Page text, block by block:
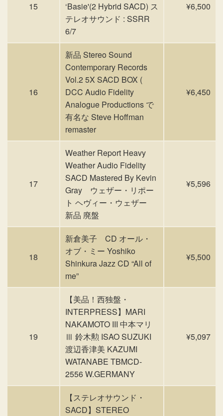
15
‘Basie'(2 Hybrid SACD) ス
テレオサウンド : SSRR
6/7
¥6,500
16
新品 Stereo Sound
Contemporary Records
Vol.2 5X SACD BOX (
DCC Audio Fidelity
Analogue Productions で
有名な Steve Hoffman
remaster
¥6,450
17
Weather Report Heavy
Weather Audio Fidelity
SACD Mastered By Kevin
Gray ウェザー・リポー
ト ヘヴィー・ウェザー
新品 廃盤
¥5,596
18
新倉美子 CD オール・
オブ・ミー Yoshiko
Shinkura Jazz CD “All of
me”
¥5,500
19
【美品！西独盤・
INTERPRESS】MARI
NAKAMOTO III 中本マリ
Ⅲ 鈴木勲 ISAO SUZUKI
渡辺香津美 KAZUMI
WATANABE TBMCD-
2556 W.GERMANY
¥5,097
【ステレオサウンド・
SACD】STEREO